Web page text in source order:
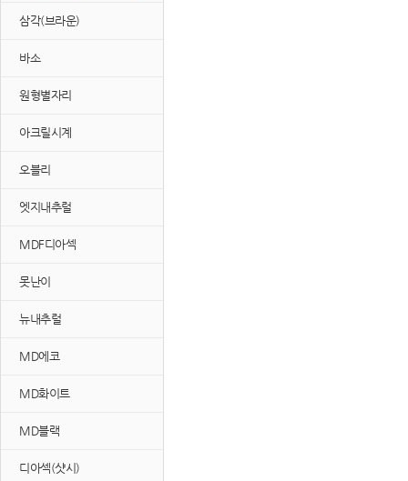
삼각(브라운)
바소
원형별자리
아크릴시계
오블리
엣지내추럴
MDF디아섹
못난이
뉴내추럴
MD에코
MD화이트
MD블랙
디아섹(샷시)